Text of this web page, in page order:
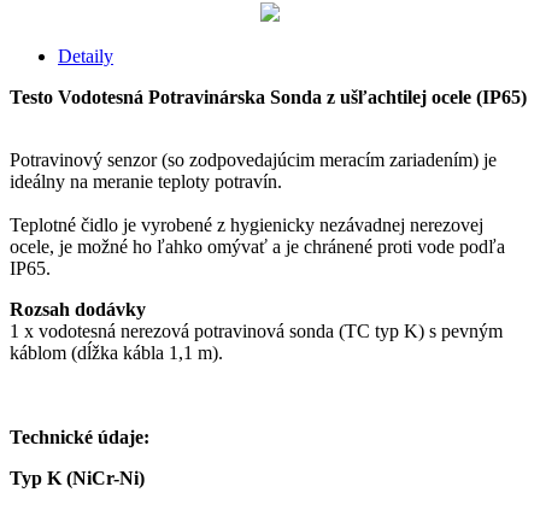
Detaily
Testo Vodotesná Potravinárska Sonda z ušľachtilej ocele (IP65)
Potravinový senzor (so zodpovedajúcim meracím zariadením) je
ideálny na meranie teploty potravín.
Teplotné čidlo je vyrobené z hygienicky nezávadnej nerezovej
ocele, je možné ho ľahko omývať a je chránené proti vode podľa
IP65.
Rozsah dodávky
1 x vodotesná nerezová potravinová sonda (TC typ K) s pevným
káblom (dĺžka kábla 1,1 m).
Technické údaje:
Typ K (NiCr-Ni)